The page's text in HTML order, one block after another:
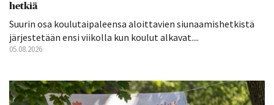
hetkiä
Suurin osa koulutaipaleensa aloittavien siunaamishetkistä
järjestetään ensi viikolla kun koulut alkavat....
05.08.2026